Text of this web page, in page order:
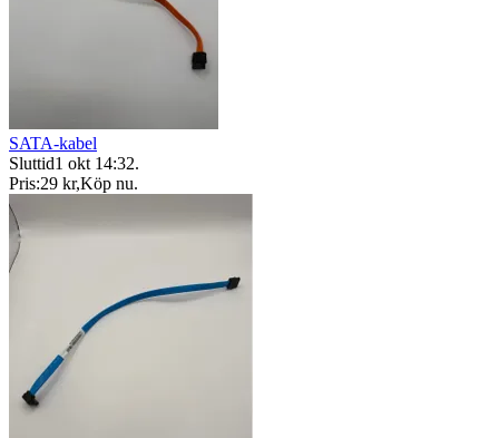
SATA-kabel
Sluttid1 okt 14:32.
Pris:29 kr,Köp nu.